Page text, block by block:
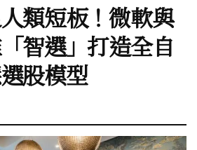
類短板！微軟與
智選」打造全自
股模型